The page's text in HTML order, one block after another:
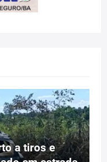
a tiros e